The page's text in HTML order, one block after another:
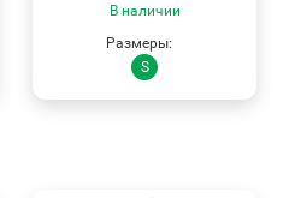
В наличии
Размеры:
S